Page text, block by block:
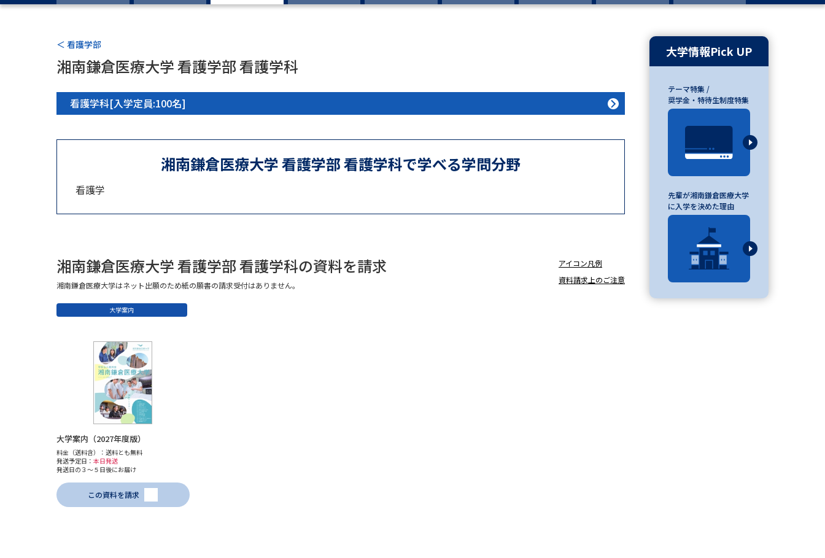
デジタルパンフレット
進路の３択
新学年スタート号特集ページ（高3生用）
新学年スタート号特集ページ（高2生用）
オープンキャンパスなどを調べる
資料検索
＜ 看護学部
湘南鎌倉医療大学 看護学部 看護学科
看護学科[入学定員:100名]
湘南鎌倉医療大学 看護学部 看護学科で学べる学問分野
看護学
湘南鎌倉医療大学 看護学部 看護学科の資料を請求
湘南鎌倉医療大学はネット出願のため紙の願書の請求受付はありません。
アイコン凡例
資料請求上のご注意
大学案内
大学案内（2027年度版）
料金（送料含）：送料とも無料
発送予定日： 本日発送
発送日の３～５日後にお届け
この資料を請求
大学情報Pick UP
テーマ特集 /
奨学金・特待生制度特集
先輩が湘南鎌倉医療大学
に入学を決めた理由